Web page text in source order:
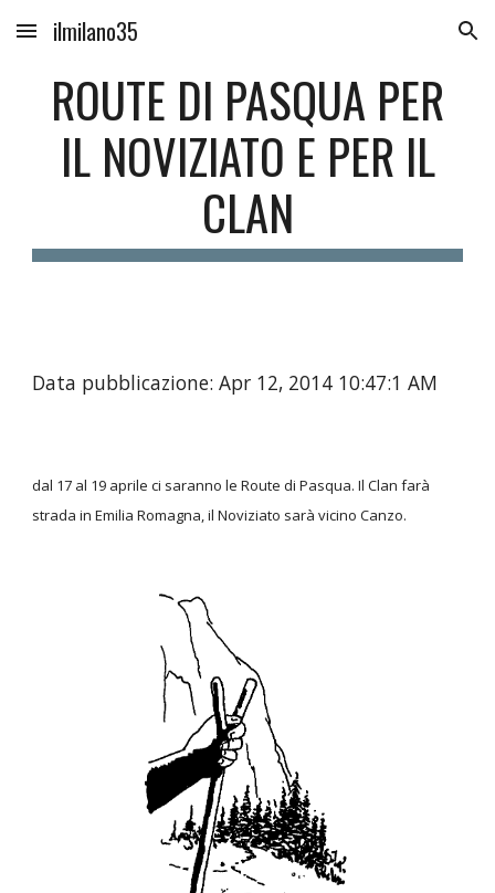
Skip to main content Skip to navigation
ilmilano35
ROUTE DI PASQUA PER
IL NOVIZIATO E PER IL
CLAN
Data pubblicazione: Apr 12, 2014 10:47:1 AM
dal 17 al 19 aprile ci saranno le Route di Pasqua. Il Clan farà
strada in Emilia Romagna, il Noviziato sarà vicino Canzo.